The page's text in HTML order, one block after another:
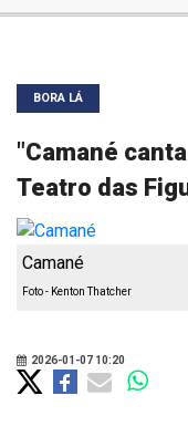
BORA LÁ
"Camané
Teatro das
Camané
Foto - Kenton Thatcher
2026-01-07 10:20